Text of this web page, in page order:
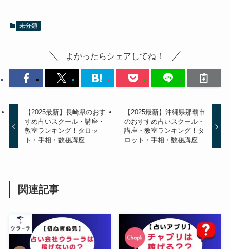
未分類
よかったらシェアしてね！
【2025最新】長崎県のおす
すめ占いスクール・講座・
教室ランキング！タロッ
ト・手相・数秘講座
【2025最新】沖縄県那覇市
のおすすめ占いスクール・
講座・教室ランキング！タ
ロット・手相・数秘講座
関連記事